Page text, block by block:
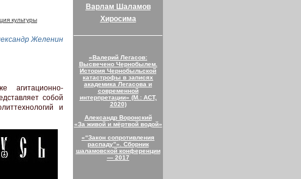
культуры
Желенин
агитационно-
собой
и
Варлам Шаламов
Хиросима
«Валерий Легасов:
Высвечено Чернобылем.
История Чернобыльской
катастрофы в записях
академика Легасова и
современной
интерпретации» (М.: АСТ,
2020)
Александр Воронский
«За живой и мёртвой водой»
«“Закон сопротивления
распаду”». Сборник
шаламовской конференции
— 2017